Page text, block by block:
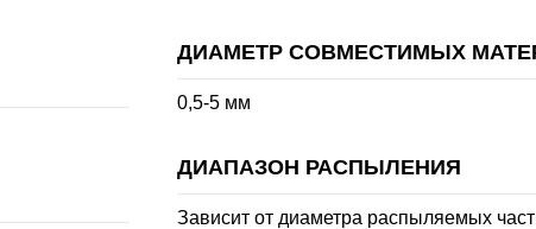
ДИАМЕТР СОВМЕСТИМЫХ
0,5-5 мм
ДИАПАЗОН РАСПЫЛЕНИЯ
Зависит от диаметра распыляемых